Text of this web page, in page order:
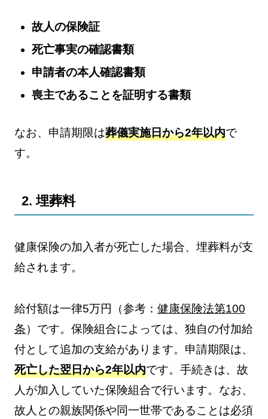
故人の保険証
死亡事実の確認書類
申請者の本人確認書類
喪主であることを証明する書類
なお、申請期限は葬儀実施日から2年以内で
す。
2. 埋葬料
健康保険の加入者が死亡した場合、埋葬料が支
給されます。
給付額は一律5万円（参考： 健康保険法第100
条）です。保険組合によっては、独自の付加給
付として追加の支給があります。申請期限は、
死亡した翌日から2年以内です。手続きは、故
人が加入していた保険組合で行います。なお、
故人との親族関係や同一世帯であることは必須